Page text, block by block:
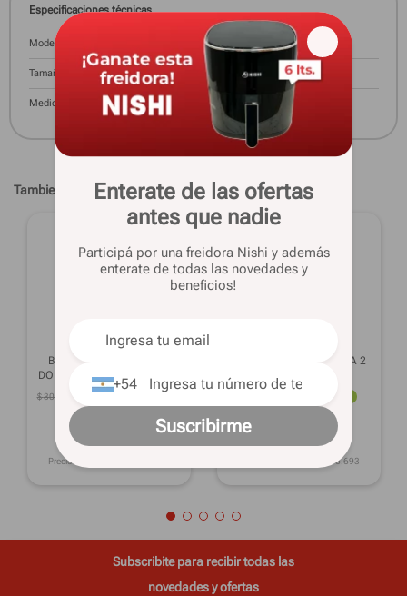
Enterate de las ofertas
antes que nadie
Participá por una freidora Nishi y además
enterate de todas las novedades y
beneficios!
+54
Suscribirme
Especificaciones técnicas
Modelo EXCLUSIVE
Tamaño 2 Plazas
Medidas 140x190 Cm
Tambien te pueden interesar
DESEO
Base de Sommier SUEÑO
DORADO 1 Plaza 80x190 Cm
$305
$
OFERTA
en 1 pago
Precio sin imp. nac.: $
Base de Sommier ENIGMA 2
Plazas 140x190 cm
199
OFERTA
en 1 pago $ 215.003
216.693
Subscribite para recibir todas las
novedades y ofertas